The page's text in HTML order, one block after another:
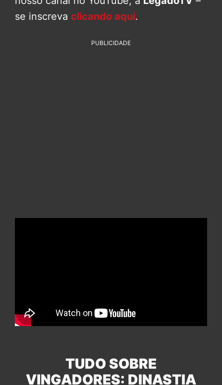
se inscreva clicando aqui.
PUBLICIDADE
TUDO SOBRE
VINGADORES: DINASTIA